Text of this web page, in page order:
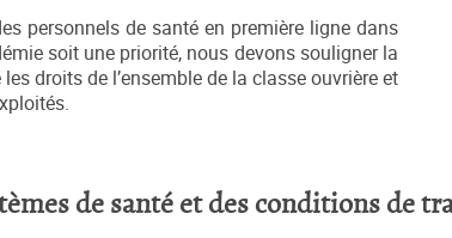
personnels de santé en première ligne dans
soit une priorité, nous devons souligner la
droits de l’ensemble de la classe ouvrière et
de santé et des conditions de